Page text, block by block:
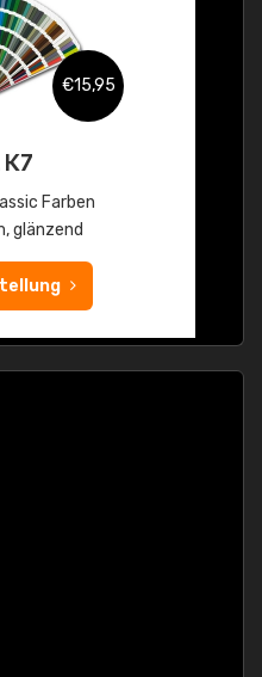
€15,95
K7
Farben
glänzend